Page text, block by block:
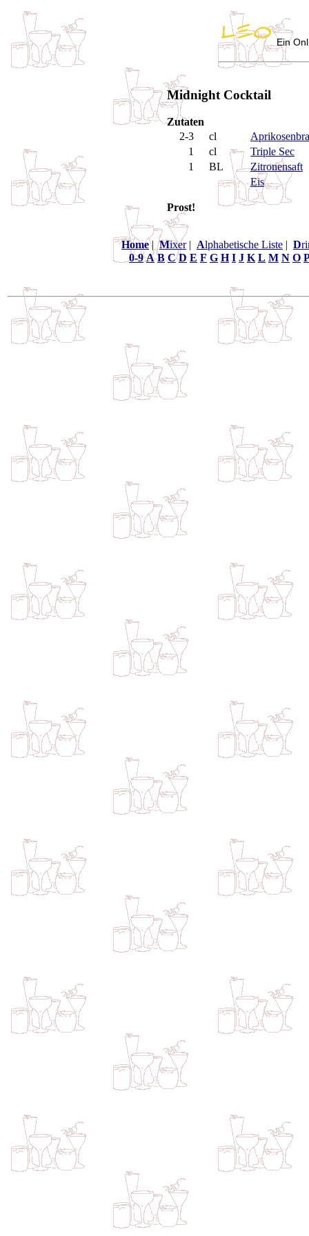
Ein
Midnight Cocktail
Zutaten
2-3
cl
1
cl
Triple Sec
1
BL
Zitronensaft
Eis
Prost!
Home|Mixer| Alphabetische Liste | D
0-9 A B C D E F G H I J K L M N O